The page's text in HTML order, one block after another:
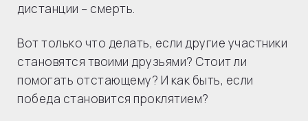
дистанции – смерть.
Вот только что делать, если другие участники
становятся твоими друзьями? Стоит ли
помогать отстающему? И как быть, если
победа становится проклятием?